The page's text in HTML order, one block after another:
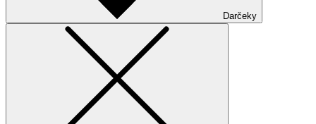
Darčeky